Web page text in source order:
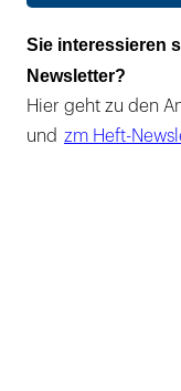
Sie interessieren
Newsletter?
Hier geht zu den
und zm Heft-